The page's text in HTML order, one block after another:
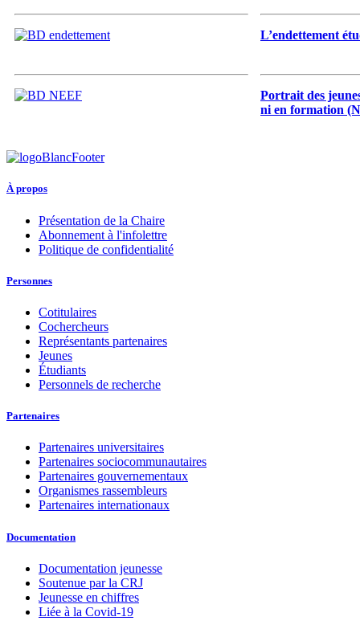
L’endettement
Portrait des
ni en formation
À propos
Présentation de la Chaire
Abonnement à l'infolettre
Politique de confidentialité
Personnes
Cotitulaires
Cochercheurs
Représentants partenaires
Jeunes
Étudiants
Personnels de recherche
Partenaires
Partenaires universitaires
Partenaires sociocommunautaires
Partenaires gouvernementaux
Organismes rassembleurs
Partenaires internationaux
Documentation
Documentation jeunesse
Soutenue par la CRJ
Jeunesse en chiffres
Liée à la Covid-19